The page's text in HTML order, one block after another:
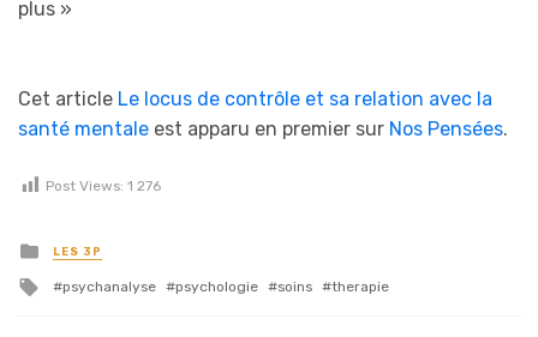
plus »
Cet article Le locus de contrôle et sa relation avec la
santé mentale est apparu en premier sur Nos Pensées.
Post Views: 1 276
Posted in
LES 3P
Tagged with
psychanalyse psychologie soins therapie